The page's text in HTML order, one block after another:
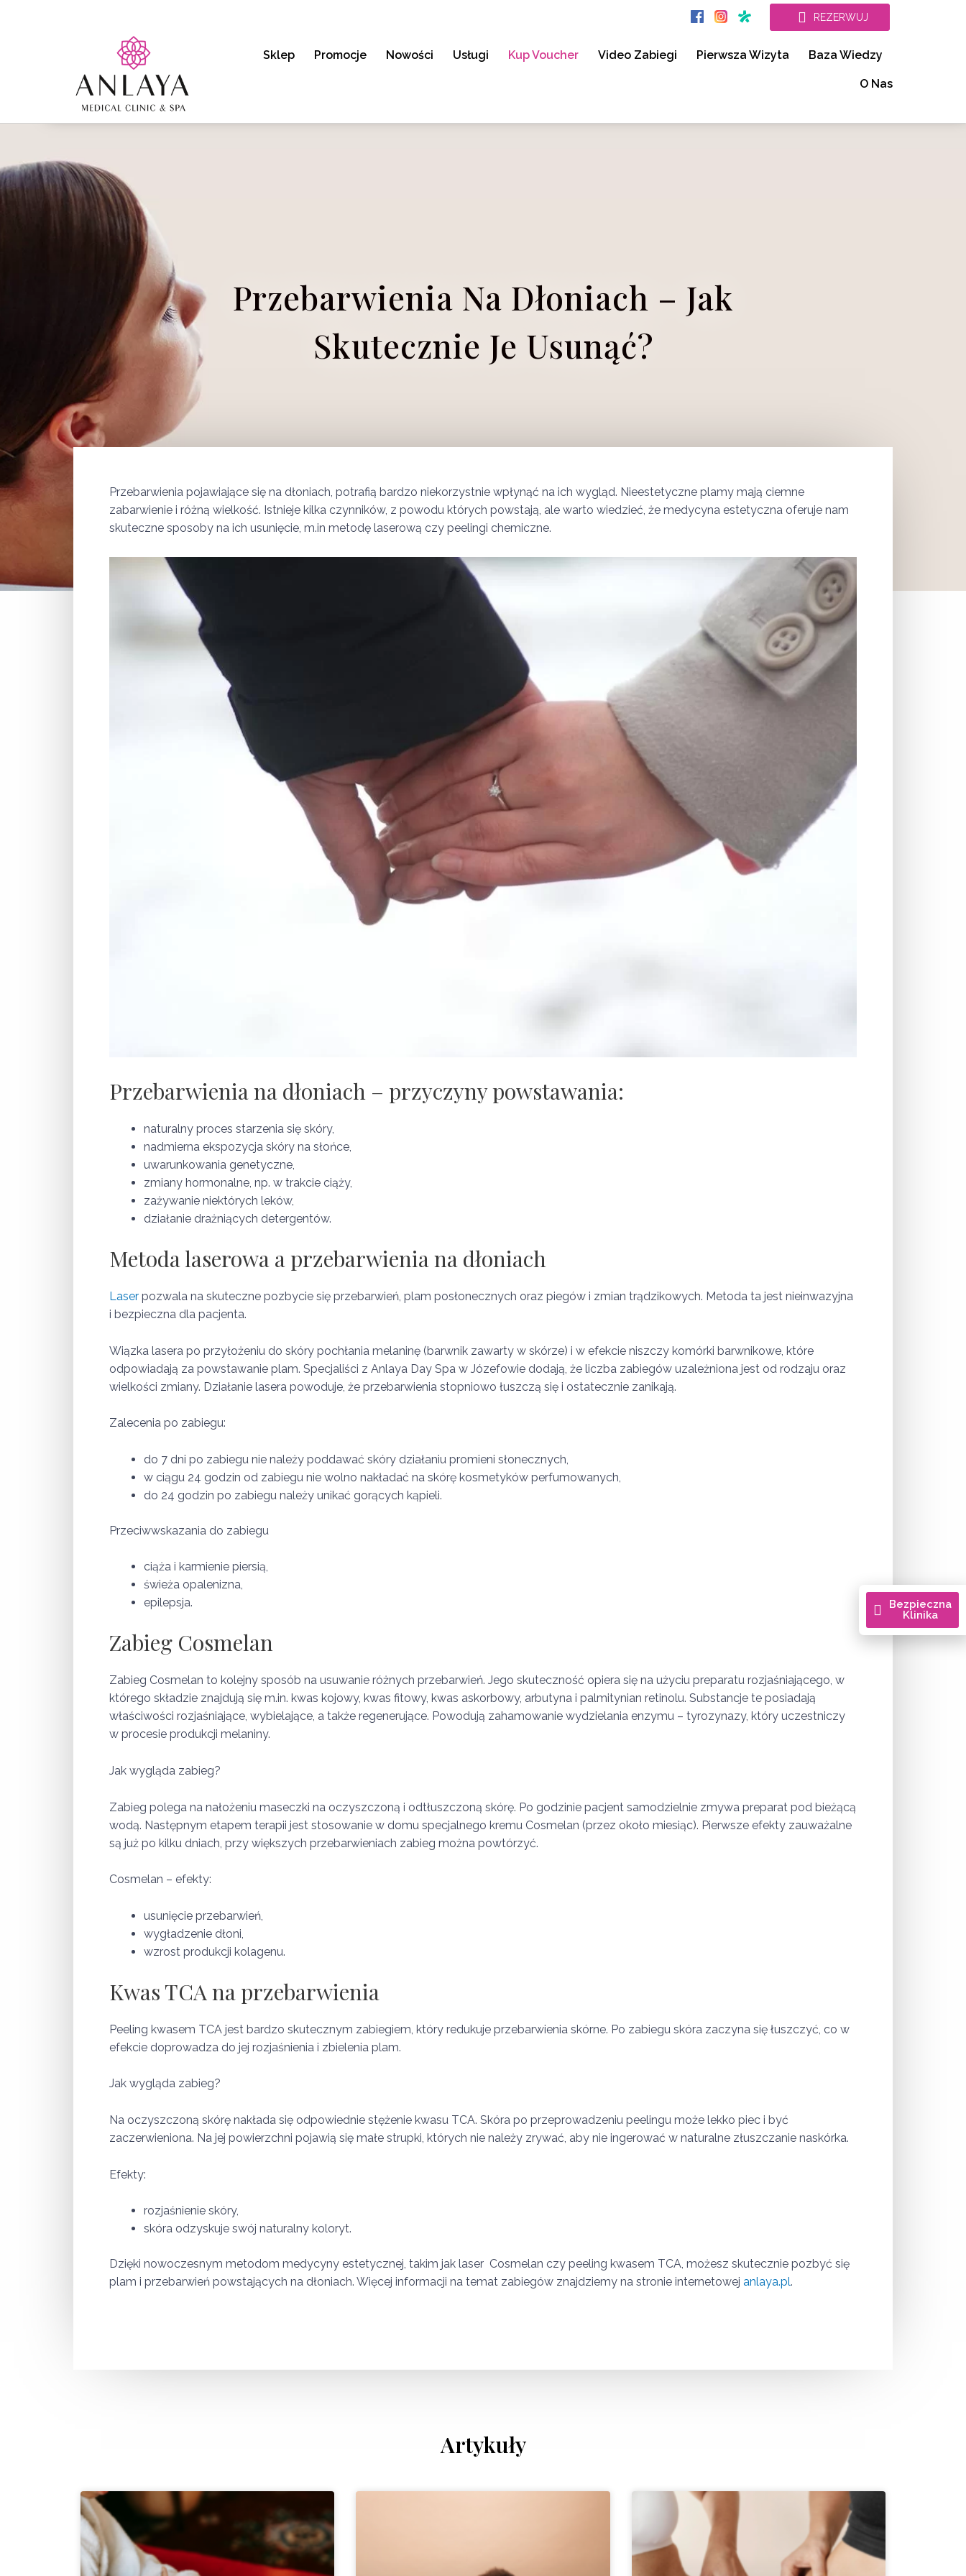
REZERWUJ
Sklep Promocje Nowości Usługi Kup Voucher Video Zabiegi Pierwsza Wizyta Baza Wiedzy
O Nas
Przebarwienia Na Dłoniach – Jak
Skutecznie Je Usunąć?
Przebarwienia pojawiające się na dłoniach, potrafią bardzo niekorzystnie wpłynąć na ich wygląd. Nieestetyczne plamy mają ciemne
zabarwienie i różną wielkość. Istnieje kilka czynników, z powodu których powstają, ale warto wiedzieć, że medycyna estetyczna oferuje nam
skuteczne sposoby na ich usunięcie, m.in metodę laserową czy peelingi chemiczne.
Przebarwienia na dłoniach – przyczyny powstawania:
naturalny proces starzenia się skóry,
nadmierna ekspozycja skóry na słońce,
uwarunkowania genetyczne,
zmiany hormonalne, np. w trakcie ciąży,
zażywanie niektórych leków,
działanie drażniących detergentów.
Metoda laserowa a przebarwienia na dłoniach
Laser pozwala na skuteczne pozbycie się przebarwień, plam posłonecznych oraz piegów i zmian trądzikowych. Metoda ta jest nieinwazyjna
i bezpieczna dla pacjenta.
Wiązka lasera po przyłożeniu do skóry pochłania melaninę (barwnik zawarty w skórze) i w efekcie niszczy komórki barwnikowe, które
odpowiadają za powstawanie plam. Specjaliści z Anlaya Day Spa w Józefowie dodają, że liczba zabiegów uzależniona jest od rodzaju oraz
wielkości zmiany. Działanie lasera powoduje, że przebarwienia stopniowo łuszczą się i ostatecznie zanikają.
Zalecenia po zabiegu:
do 7 dni po zabiegu nie należy poddawać skóry działaniu promieni słonecznych,
w ciągu 24 godzin od zabiegu nie wolno nakładać na skórę kosmetyków perfumowanych,
do 24 godzin po zabiegu należy unikać gorących kąpieli.
Przeciwwskazania do zabiegu
ciąża i karmienie piersią,
świeża opalenizna,
epilepsja.
Zabieg Cosmelan
Zabieg Cosmelan to kolejny sposób na usuwanie różnych przebarwień. Jego skuteczność opiera się na użyciu preparatu rozjaśniającego, w
którego składzie znajdują się m.in. kwas kojowy, kwas fitowy, kwas askorbowy, arbutyna i palmitynian retinolu. Substancje te posiadają
właściwości rozjaśniające, wybielające, a także regenerujące. Powodują zahamowanie wydzielania enzymu – tyrozynazy, który uczestniczy
w procesie produkcji melaniny.
Jak wygląda zabieg?
Zabieg polega na nałożeniu maseczki na oczyszczoną i odtłuszczoną skórę. Po godzinie pacjent samodzielnie zmywa preparat pod bieżącą
wodą. Następnym etapem terapii jest stosowanie w domu specjalnego kremu Cosmelan (przez około miesiąc). Pierwsze efekty zauważalne
są już po kilku dniach, przy większych przebarwieniach zabieg można powtórzyć.
Cosmelan – efekty:
usunięcie przebarwień,
wygładzenie dłoni,
wzrost produkcji kolagenu.
Kwas TCA na przebarwienia
Peeling kwasem TCA jest bardzo skutecznym zabiegiem, który redukuje przebarwienia skórne. Po zabiegu skóra zaczyna się łuszczyć, co w
efekcie doprowadza do jej rozjaśnienia i zbielenia plam.
Jak wygląda zabieg?
Na oczyszczoną skórę nakłada się odpowiednie stężenie kwasu TCA. Skóra po przeprowadzeniu peelingu może lekko piec i być
zaczerwieniona. Na jej powierzchni pojawią się małe strupki, których nie należy zrywać, aby nie ingerować w naturalne złuszczanie naskórka.
Efekty:
rozjaśnienie skóry,
skóra odzyskuje swój naturalny koloryt.
Dzięki nowoczesnym metodom medycyny estetycznej, takim jak laser Cosmelan czy peeling kwasem TCA, możesz skutecznie pozbyć się
plam i przebarwień powstających na dłoniach. Więcej informacji na temat zabiegów znajdziemy na stronie internetowej anlaya.pl.
Artykuły
Bezpieczna
Klinika